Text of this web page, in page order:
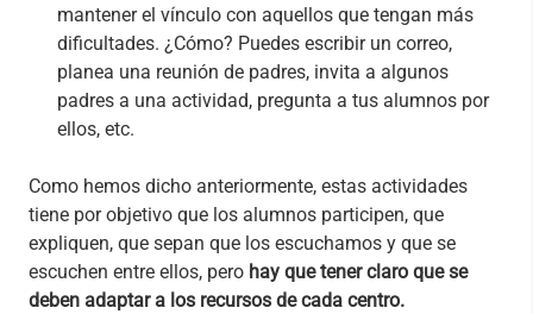
mantener el vínculo con aquellos que tengan más
dificultades. ¿Cómo? Puedes escribir un correo,
planea una reunión de padres, invita a algunos
padres a una actividad, pregunta a tus alumnos por
ellos, etc.
Como hemos dicho anteriormente, estas actividades
tiene por objetivo que los alumnos participen, que
expliquen, que sepan que los escuchamos y que se
escuchen entre ellos, pero hay que tener claro quese
deben adaptar a los recursos de cada centro.